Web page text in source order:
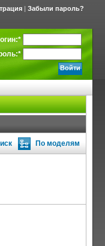
| Забыли пароль?
*
*
По моделям